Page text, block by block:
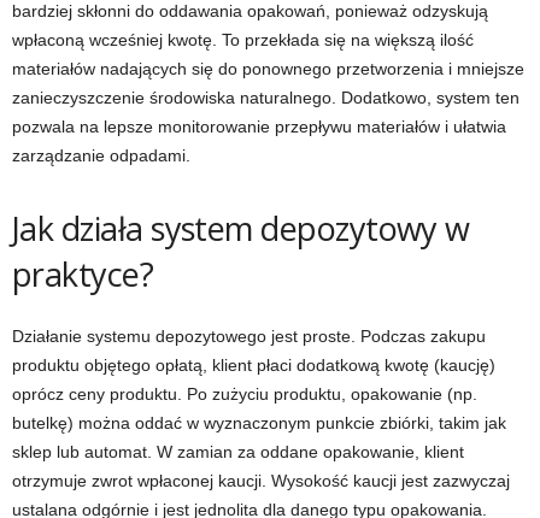
bardziej skłonni do oddawania opakowań, ponieważ odzyskują
wpłaconą wcześniej kwotę. To przekłada się na większą ilość
materiałów nadających się do ponownego przetworzenia i mniejsze
zanieczyszczenie środowiska naturalnego. Dodatkowo, system ten
pozwala na lepsze monitorowanie przepływu materiałów i ułatwia
zarządzanie odpadami.
Jak działa system depozytowy w
praktyce?
Działanie systemu depozytowego jest proste. Podczas zakupu
produktu objętego opłatą, klient płaci dodatkową kwotę (kaucję)
oprócz ceny produktu. Po zużyciu produktu, opakowanie (np.
butelkę) można oddać w wyznaczonym punkcie zbiórki, takim jak
sklep lub automat. W zamian za oddane opakowanie, klient
otrzymuje zwrot wpłaconej kaucji. Wysokość kaucji jest zazwyczaj
ustalana odgórnie i jest jednolita dla danego typu opakowania.